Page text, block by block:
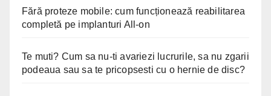
Fără proteze mobile: cum funcționează reabilitarea
completă pe implanturi All-on
Te muti? Cum sa nu-ti avariezi lucrurile, sa nu zgarii
podeaua sau sa te pricopsesti cu o hernie de disc?